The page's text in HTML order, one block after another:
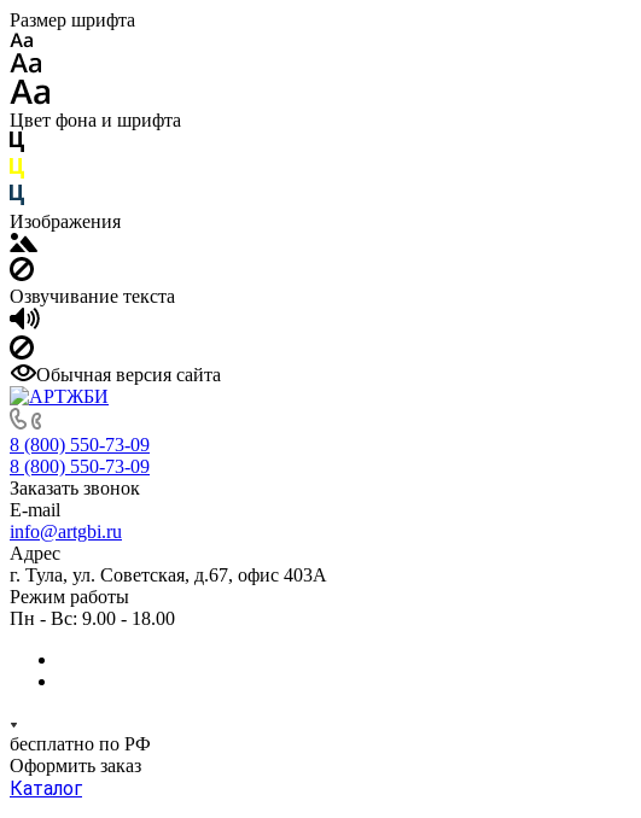
Размер шрифта
Цвет фона и шрифта
Изображения
Озвучивание текста
Обычная версия сайта
8 (800) 550-73-09
8 (800) 550-73-09
Заказать звонок
E-mail
info@artgbi.ru
Адрес
г. Тула, ул. Советская, д.67, офис 403А
Режим работы
Пн - Вс: 9.00 - 18.00
бесплатно по РФ
Оформить заказ
Каталог